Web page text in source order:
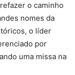
o caminho
nomes da
o líder
por
uma missa na